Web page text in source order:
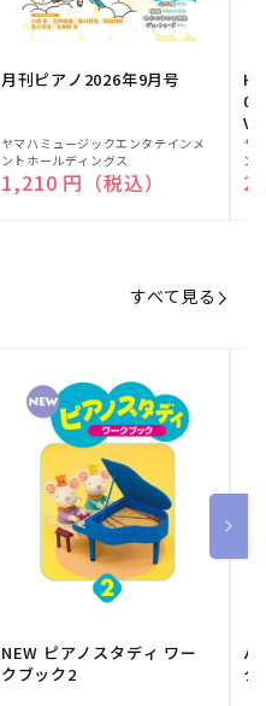
月刊ピアノ2026年9月号
販
売
元:
ヤマハミュージックエンタテインメ
ントホールディングス
通常価格
1,210 円（税込）
販
売
元:
ヤ
ン
すべて見る
NEW ピアノスタディ ワー
クブック2
バ
ク